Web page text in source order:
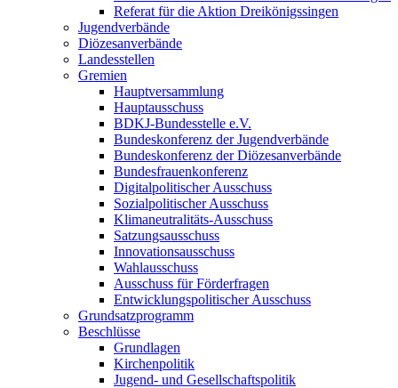
Referat für die Aktion Dreikönigssingen
Jugendverbände
Diözesanverbände
Landesstellen
Gremien
Hauptversammlung
Hauptausschuss
BDKJ-Bundesstelle e.V.
Bundeskonferenz der Jugendverbände
Bundeskonferenz der Diözesanverbände
Bundesfrauenkonferenz
Digitalpolitischer Ausschuss
Sozialpolitischer Ausschuss
Klimaneutralitäts-Ausschuss
Satzungsausschuss
Innovationsausschuss
Wahlausschuss
Ausschuss für Förderfragen
Entwicklungspolitischer Ausschuss
Grundsatzprogramm
Beschlüsse
Grundlagen
Kirchenpolitik
Jugend- und Gesellschaftspolitik